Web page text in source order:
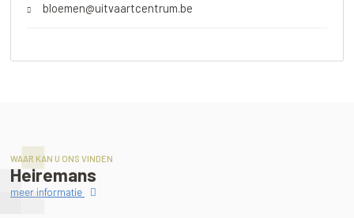
bloemen@uitvaartcentrum.be
WAAR KAN U ONS VINDEN
Heiremans
meer informatie